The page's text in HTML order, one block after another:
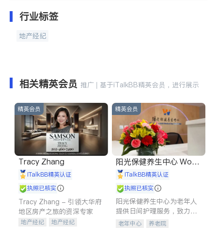
行业标签
地产经纪
相关精英会员 推广 | 基于iTalkBB精英会员，进行展示
精英会员
Tracy Zhang
iTalkBB精英认证
执照已核实
Tracy Zhang - 引领大华府
地区房产之旅的资深专家
地产经纪
地产经纪
精英会员
阳光保健养生中心 World
shine
iTalkBB精英认证
执照已核实
阳光保健养生中心为老年人
提供日间护理服务，致力于
通过持续的护理创新来有效
老年中心 养老院